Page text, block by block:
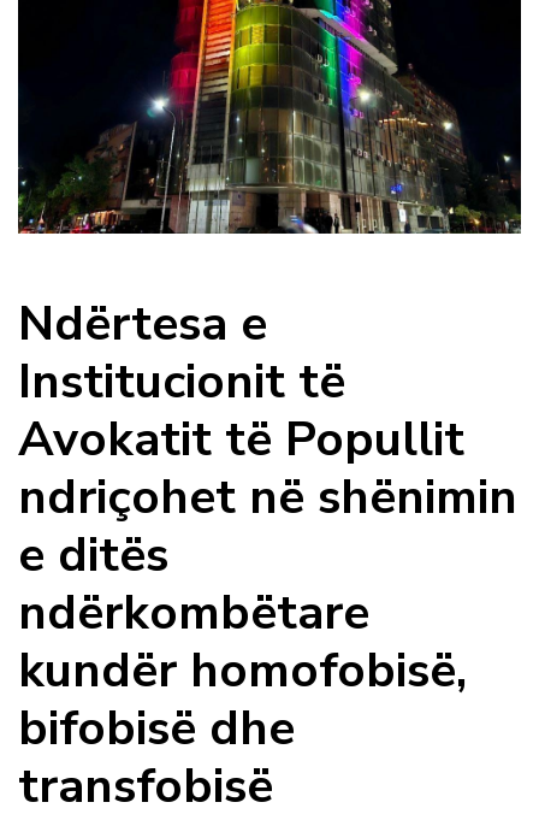
Ndërtesa e
Institucionit të
Avokatit të Popullit
ndriçohet në shënimin
e ditës
ndërkombëtare
kundër homofobisë,
bifobisë dhe
transfobisë